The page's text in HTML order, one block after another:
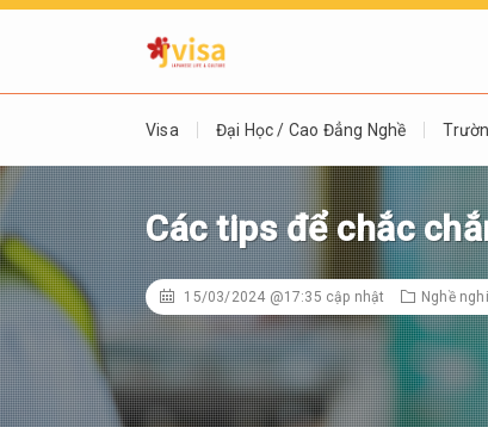
Visa Đại Học / Cao Đẳng Nghề
Các tips để chắc
15/03/2024 @17:35 cập nhật Nghề